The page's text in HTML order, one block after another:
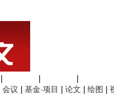
会议 基金·项目 论文 绘图